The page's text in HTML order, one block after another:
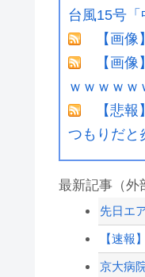
台風15号
【画
【画
ｗｗｗｗｗ
【悲
つもりだと
最新記事（外
先日エ
【速報
京大病